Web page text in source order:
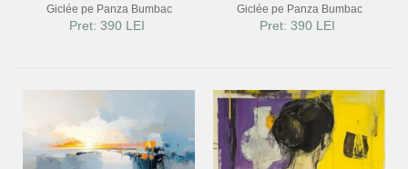
Giclée pe Panza Bumbac
Pret: 390 LEI
Giclée pe Panza Bumbac
Pret: 390 LEI